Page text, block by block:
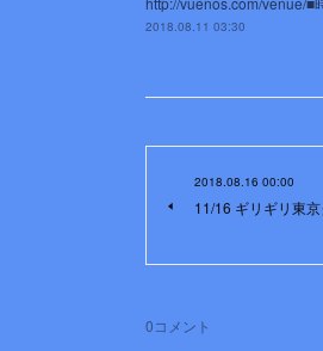
2018.08.11 03:30
2018.08.16 00:00
11/16 ギリギリ東
0コメント